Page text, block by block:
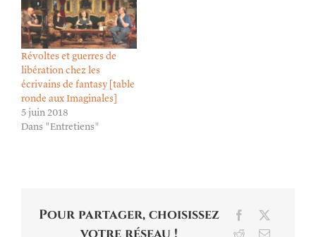
Révoltes et guerres de
libération chez les
écrivains de fantasy [table
ronde aux Imaginales]
5 juin 2018
Dans "Entretiens"
Pour partager, choisissez
Facebook
RedditEmail